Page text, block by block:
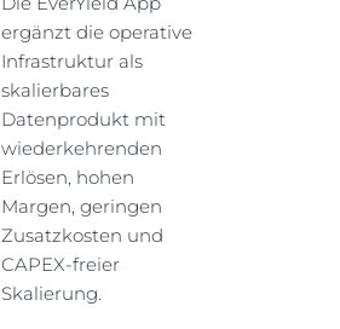
ergänzt die operative
Infrastruktur als
skalierbares
Datenprodukt mit
wiederkehrenden
Erlösen, hohen
Margen, geringen
Zusatzkosten und
CAPEX-freier
Skalierung.